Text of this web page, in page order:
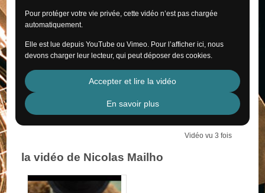
Pour protéger votre vie privée, cette vidéo n’est pas chargée
automatiquement.
Elle est lue depuis YouTube ou Vimeo. Pour l’afficher ici, nous
devons charger leur lecteur, qui peut déposer des cookies.
Accepter et lire la vidéo
En savoir plus
Vidéo vu 3 fois
la vidéo de Nicolas Mailho